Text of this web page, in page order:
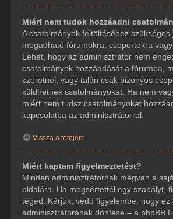
Miért nem tudok hozzáadni
A csatolmányok feltöltéséhez szükséges
megadható fórumokra, csoportokra vagy
Lehet, hogy az adminisztrátor nem
csatolmányok hozzáadását a fórumba,
szeretnél, vagy talán csak bizonyos
küldhetnek csatolmányokat. Ha nem
miért nem tudsz csatolmányokat
kapcsolatba az adminisztrátorral.
Vissza a tetejére
Miért kaptam figyelmeztetést?
Minden adminisztrátornak megvan a
oldalára. Ha megsértettél egy szabályt,
téged. Kérjük, vedd figyelembe, hogy ez
adminisztrátorának döntése – a phpBB